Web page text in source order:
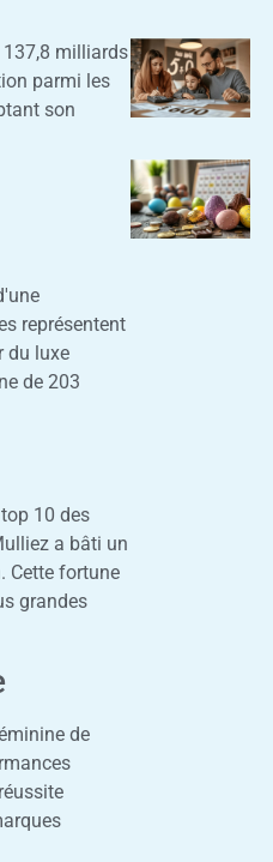
milliards
parmi les
son
représentent
du luxe
de 203
10 des
a bâti un
Cette fortune
grandes
de